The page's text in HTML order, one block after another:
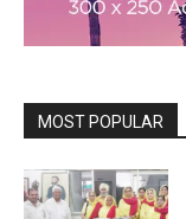
MOST POPULAR